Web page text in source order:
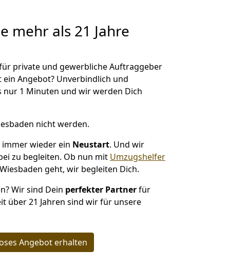
mehr als 21 Jahre
private und gewerbliche Auftraggeber
Angebot? Unverbindlich und
nur 1 Minuten und wir werden Dich
nicht werden.
wieder ein Neustart. Und wir
zu begleiten. Ob nun mit Umzugshelfer
geht, wir begleiten Dich.
Wir sind Dein perfekter Partnerfür
über 21 Jahren sind wir für unsere
Angebot erhalten